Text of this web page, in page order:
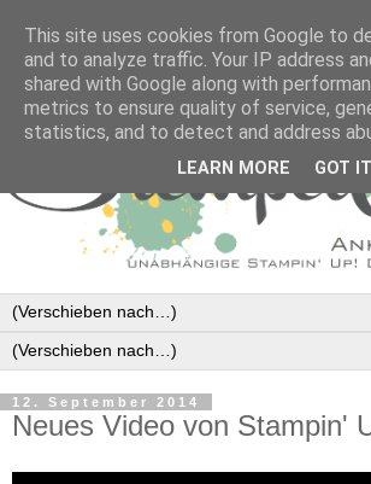
12. September 2014
Neues Video von Stampin'
This site uses cookies from Google to
and to analyze traffic. Your IP address
shared with Google along with
metrics to ensure quality of service,
statistics, and to detect and address
LEARN MORE GOT IT